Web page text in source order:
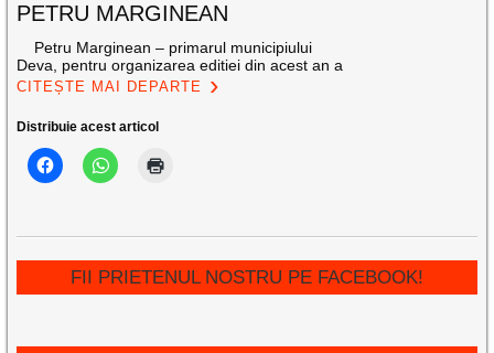
PETRU MARGINEAN
Petru Marginean – primarul municipiului
Deva, pentru organizarea editiei din acest an a
CITEȘTE MAI DEPARTE
Distribuie acest articol
FII PRIETENUL NOSTRU PE FACEBOOK!